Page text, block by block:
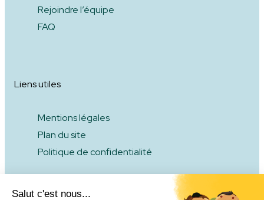
Rejoindre l’équipe
FAQ
Liens utiles
Mentions légales
Plan du site
Politique de confidentialité